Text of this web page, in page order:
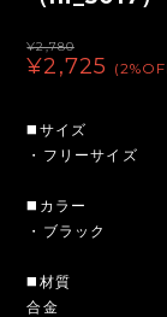
¥2,780
¥2,725
◼️サイズ
・フリーサイズ
◼️カラー
・ブラック
◼️材質
合金